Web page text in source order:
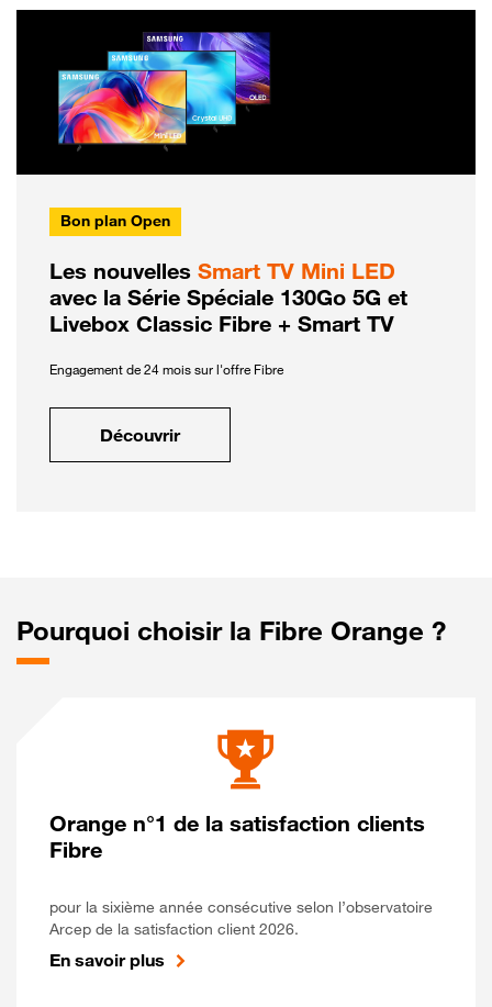
Bon plan Open
Les nouvelles Smart TV Mini LED
avec la Série Spéciale 130Go 5G et
Livebox Classic Fibre + Smart TV
Engagement de 24 mois sur l'offre Fibre
Découvrir
Pourquoi choisir la Fibre Orange ?
Orange n°1 de la satisfaction clients
Fibre
pour la sixième année consécutive selon l’observatoire
Arcep de la satisfaction client 2026.
En savoir plus